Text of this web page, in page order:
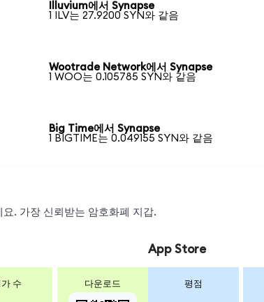
Illuvium에서 Synapse
1 ILV는 27.9200 SYN와 같음
Wootrade Network에서 Synapse
1 WOO는 0.105785 SYN와 같음
Big Time에서 Synapse
1 BIGTIME는 0.049155 SYN와 같음
. 가장 신뢰받는 암호화폐 지갑.
수 다운로드
App Store
평점